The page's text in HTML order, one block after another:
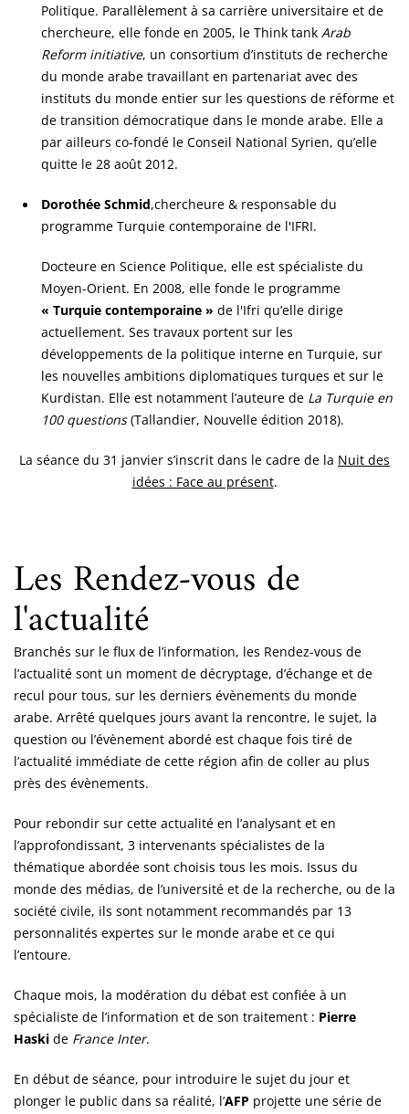
Politique. Parallèlement à sa carrière universitaire et de
chercheure, elle fonde en 2005, le Think tank Arab
Reform initiative, un consortium d’instituts de recherche
du monde arabe travaillant en partenariat avec des
instituts du monde entier sur les questions de réforme et
de transition démocratique dans le monde arabe. Elle a
par ailleurs co-fondé le Conseil National Syrien, qu’elle
quitte le 28 août 2012.
Dorothée Schmid,chercheure & responsable du
programme Turquie contemporaine de l'IFRI.
Docteure en Science Politique, elle est spécialiste du
Moyen-Orient. En 2008, elle fonde le programme
« Turquie contemporaine » de l'Ifri qu’elle dirige
actuellement. Ses travaux portent sur les
développements de la politique interne en Turquie, sur
les nouvelles ambitions diplomatiques turques et sur le
Kurdistan. Elle est notamment l’auteure de La Turquie en
100 questions(Tallandier, Nouvelle édition 2018).
La séance du 31 janvier s’inscrit dans le cadre de la Nuit des
idées : Face au présent.
Les Rendez-vous de
l'actualité
Branchés sur le flux de l’information, les Rendez-vous de
l’actualité sont un moment de décryptage, d’échange et de
recul pour tous, sur les derniers évènements du monde
arabe. Arrêté quelques jours avant la rencontre, le sujet, la
question ou l’évènement abordé est chaque fois tiré de
l’actualité immédiate de cette région afin de coller au plus
près des évènements.
Pour rebondir sur cette actualité en l’analysant et en
l’approfondissant, 3 intervenants spécialistes de la
thématique abordée sont choisis tous les mois. Issus du
monde des médias, de l’université et de la recherche, ou de la
société civile, ils sont notamment recommandés par 13
personnalités expertes sur le monde arabe et ce qui
l’entoure.
Chaque mois, la modération du débat est confiée à un
spécialiste de l’information et de son traitement : Pierre
Haski de France Inter.
En début de séance, pour introduire le sujet du jour et
plonger le public dans sa réalité, l’AFP projette une série de